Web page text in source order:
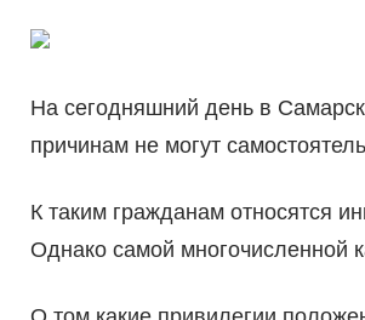
На сегодняшний день в
причинам не могут
К таким гражданам относятся
Однако самой многочисленной